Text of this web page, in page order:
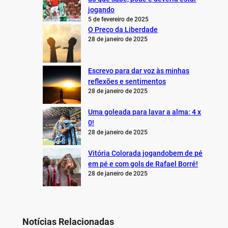
jogando
5 de fevereiro de 2025
O Preço da Liberdade
28 de janeiro de 2025
Escrevo para dar voz às minhas
reflexões e sentimentos
28 de janeiro de 2025
Uma goleada para lavar a alma: 4 x
0!
28 de janeiro de 2025
Vitória Colorada jogandobem de pé
em pé e com gols de Rafael Borré!
28 de janeiro de 2025
Notícias Relacionadas